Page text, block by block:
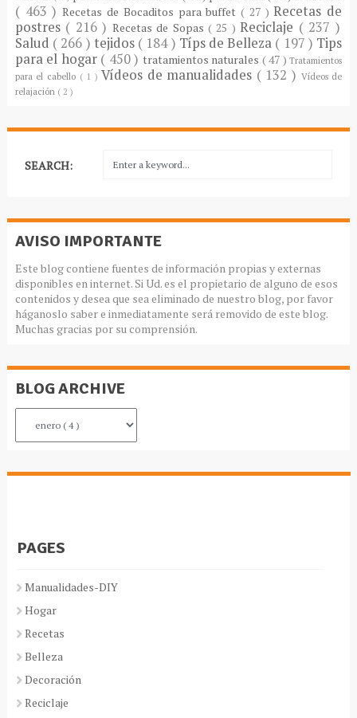
( 463 )Recetas de Bocaditos para buffet( 27 )Recetas de
postres ( 216 ) Recetas de Sopas( 25 )Reciclaje ( 237 )
Salud ( 266 ) tejidos ( 184 ) Típs de Belleza ( 197 ) Tips
para el hogar ( 450 ) tratamientos naturales ( 47 )Tratamientos
para el cabello ( 1 ) Vídeos de manualidades ( 132 ) Vídeos de
relajación ( 2 )
SEARCH:
AVISO IMPORTANTE
Este blog contiene fuentes de información propias y externas
disponibles en internet. Si Ud. es el propietario de alguno de esos
contenidos y desea que sea eliminado de nuestro blog, por favor
háganoslo saber e inmediatamente será removido de este blog.
Muchas gracias por su comprensión.
BLOG ARCHIVE
PAGES
Manualidades-DIY
Hogar
Recetas
Belleza
Decoración
Reciclaje